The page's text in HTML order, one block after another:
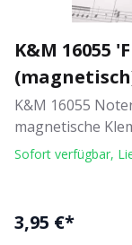
K&M 16055
K&M 16055
magnetische
Notenblättern.
universell und
"K&M Fix´n Clip": Klammern, magnetisch gute
Sofort verfügbar,
3,95 €*